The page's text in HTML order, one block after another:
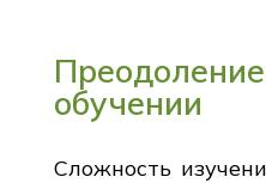
обучении
Сложность